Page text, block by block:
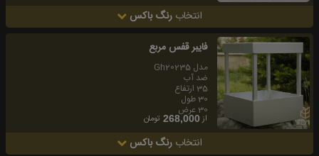
انتخاب رنگ باکس
فايبر قفس مربع
مدل Gh20235
ضد آب
35 ارتفاع
30 طول
30 عرض
از268,000 تومان
انتخاب رنگ باکس